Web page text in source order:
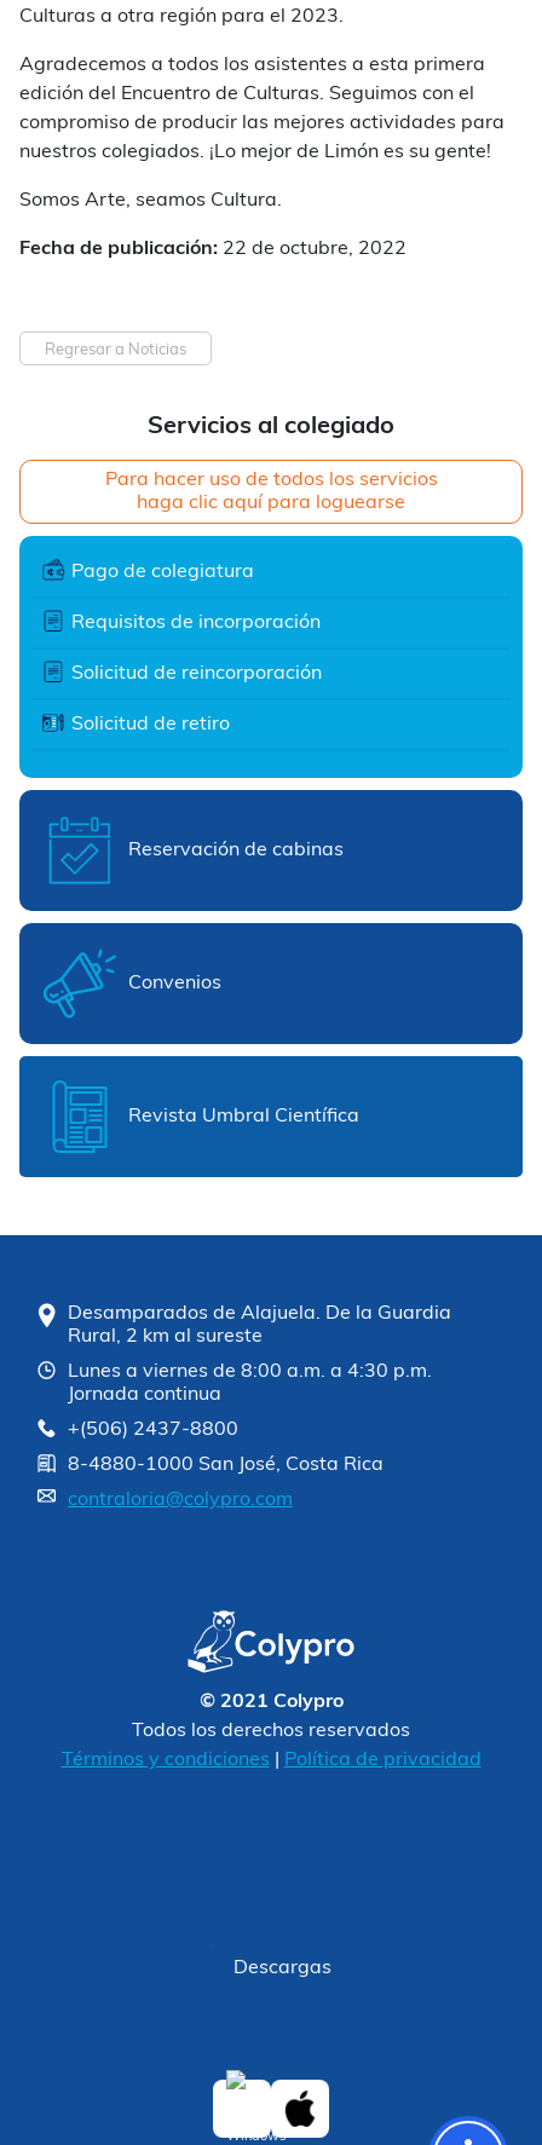
Servicios al colegiado
Para hacer uso de todos los servicios
haga clic aquí para loguearse
Pago de colegiatura
Requisitos de incorporación
Solicitud de reincorporación
Solicitud de retiro
Reservación de cabinas
Convenios
Revista Umbral Científica
Culturas a otra región para el 2023.
Agradecemos a todos los asistentes a esta primera
edición del Encuentro de Culturas. Seguimos con el
compromiso de producir las mejores actividades para
nuestros colegiados. ¡Lo mejor de Limón es su gente!
Somos Arte, seamos Cultura.
Fecha de publicación: 22 de octubre, 2022
Regresar a Noticias
Desamparados de Alajuela. De la Guardia
Rural, 2 km al sureste
Lunes a viernes de 8:00 a.m. a 4:30 p.m.
Jornada continua
+(506) 2437-8800
8-4880-1000 San José, Costa Rica
contraloria@colypro.com
© 2021 Colypro
Todos los derechos reservados
Términos y condiciones
Política de privacidad
Descargas